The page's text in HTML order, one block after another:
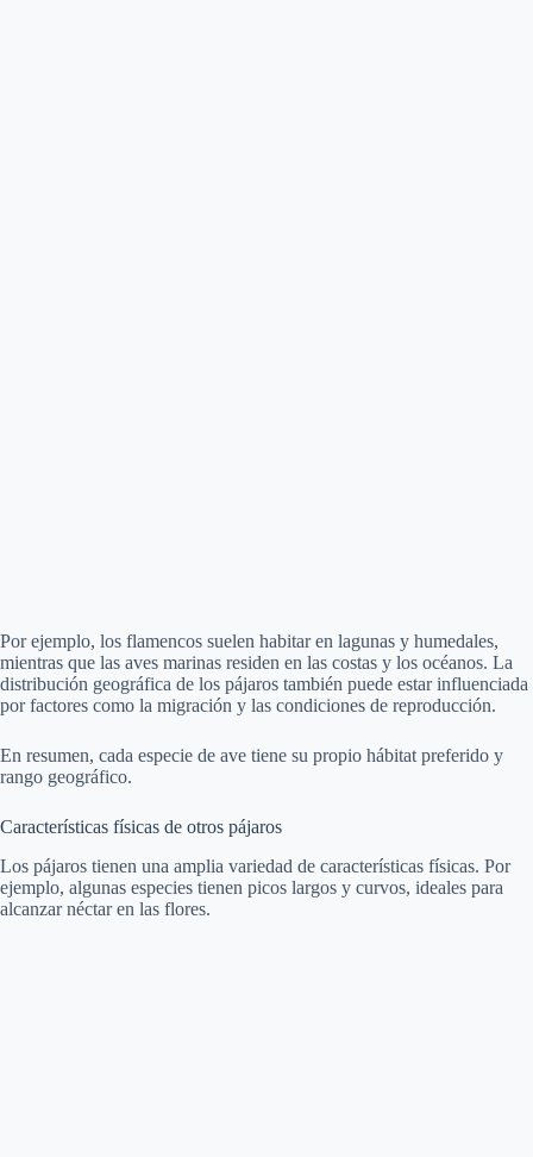
Por ejemplo, los flamencos suelen habitar en lagunas y humedales,
mientras que las aves marinas residen en las costas y los océanos. La
distribución geográfica de los pájaros también puede estar influenciada
por factores como la migración y las condiciones de reproducción.
En resumen, cada especie de ave tiene su propio hábitat preferido y
rango geográfico.
Características físicas de otros pájaros
Los pájaros tienen una amplia variedad de características físicas. Por
ejemplo, algunas especies tienen picos largos y curvos, ideales para
alcanzar néctar en las flores.